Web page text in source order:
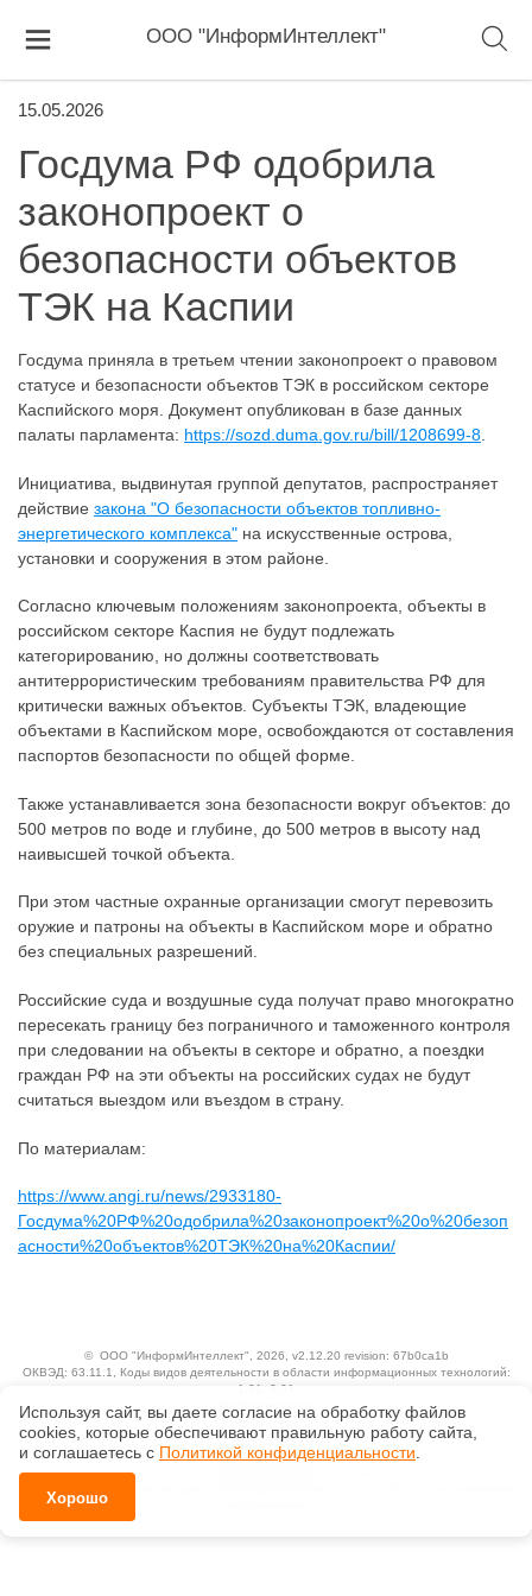
ООО "ИнформИнтеллект"
15.05.2026
Госдума РФ одобрила
законопроект о
безопасности объектов
ТЭК на Каспии
Госдума приняла в третьем чтении законопроект о правовом
статусе и безопасности объектов ТЭК в российском секторе
Каспийского моря. Документ опубликован в базе данных
палаты парламента: https://sozd.duma.gov.ru/bill/1208699-8
Инициатива, выдвинутая группой депутатов, распространяет
действие закона "О безопасности объектов топливно-
энергетического комплекса" на искусственные острова,
установки и сооружения в этом районе.
Согласно ключевым положениям законопроекта, объекты в
российском секторе Каспия не будут подлежать
категорированию, но должны соответствовать
антитеррористическим требованиям правительства РФ для
критически важных объектов. Субъекты ТЭК, владеющие
объектами в Каспийском море, освобождаются от составления
паспортов безопасности по общей форме.
Также устанавливается зона безопасности вокруг объектов: до
500 метров по воде и глубине, до 500 метров в высоту над
наивысшей точкой объекта.
При этом частные охранные организации смогут перевозить
оружие и патроны на объекты в Каспийском море и обратно
без специальных разрешений.
Российские суда и воздушные суда получат право многократно
пересекать границу без пограничного и таможенного контроля
при следовании на объекты в секторе и обратно, а поездки
граждан РФ на эти объекты на российских судах не будут
считаться выездом или въездом в страну.
По материалам:
https://www.angi.ru/news/2933180-
Госдума%20РФ%20одобрила%20законопроект%20о%20безоп
асности%20объектов%20ТЭК%20на%20Каспии/
© ООО "ИнформИнтеллект" , 2026, v2.12.20 revision: 67b0ca1b
ОКВЭД: 63.11.1, Коды видов деятельности в области информационных технологий:
1.01, 3.01
Технологии
Исключительные авторские и смежные права принадлежат АО «Кодекс».
Положение по обработке и защите персональных данных
Используя сайт, вы даете согласие на обработку файлов
сооkiеs, которые обеспечивают правильную работу сайта,
и соглашаетесь с Политикой конфиденциальности
Хорошо